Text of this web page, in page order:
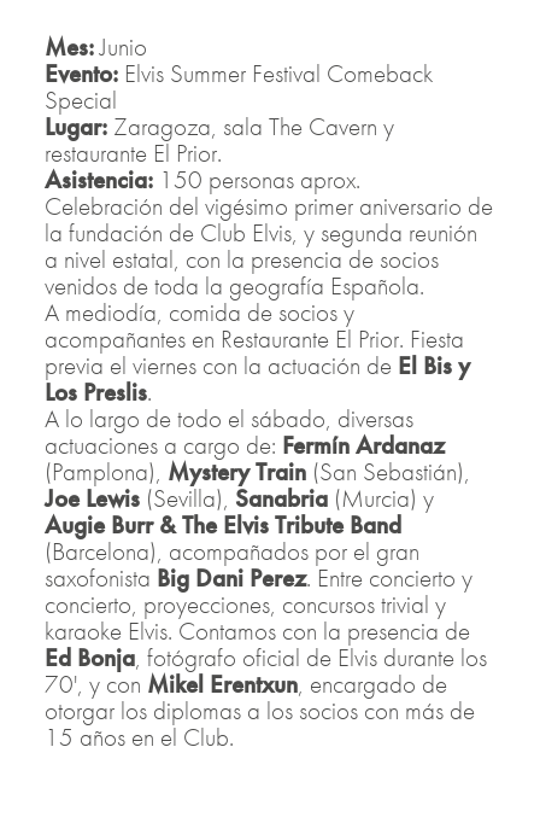
Mes:Junio
Evento: Elvis Summer Festival Comeback
Special
Lugar: Zaragoza, sala The Cavern y
restaurante El Prior.
Asistencia: 150 personas aprox.
Celebración del vigésimo primer aniversario de
la fundación de Club Elvis, y segunda reunión
a nivel estatal, con la presencia de socios
venidos de toda la geografía Española.
A mediodía, comida de socios y
acompañantes en Restaurante El Prior. Fiesta
previa el viernes con la actuación de El Bis y
Los Preslis.
A lo largo de todo el sábado, diversas
actuaciones a cargo de: Fermín Ardanaz
(Pamplona), Mystery Train (San Sebastián),
Joe Lewis (Sevilla), Sanabria (Murcia) y
Augie Burr & The Elvis Tribute Band
(Barcelona), acompañados por el gran
saxofonista Big Dani Perez. Entre concierto y
concierto, proyecciones, concursos trivial y
karaoke Elvis. Contamos con la presencia de
Ed Bonja, fotógrafo oficial de Elvis durante los
70', y con Mikel Erentxun, encargado de
otorgar los diplomas a los socios con más de
15 años en el Club.